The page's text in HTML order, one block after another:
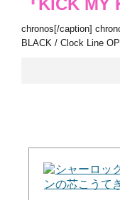
『KICK MY
chronos[/caption]
BLACK / Clock Line